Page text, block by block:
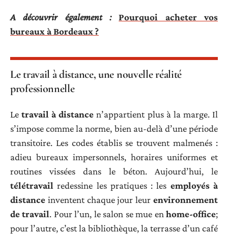
A découvrir également :
Pourquoi acheter vos
bureaux à Bordeaux ?
Le travail à distance, une nouvelle réalité
professionnelle
Letravail à distance n’appartient plus à la marge. Il
s’impose comme la norme, bien au-delà d’une période
transitoire. Les codes établis se trouvent malmenés :
adieu bureaux impersonnels, horaires uniformes et
routines vissées dans le béton. Aujourd’hui, le
télétravail redessine les pratiques : les employés à
distance inventent chaque jour leur environnement
de travail. Pour l’un, le salon se mue enhome-office;
pour l’autre, c’est la bibliothèque, la terrasse d’un café